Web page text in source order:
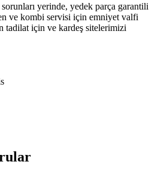
yerinde, yedek parça garantili
ve kombi servisi için emniyet valfi
tadilat için ve kardeş sitelerimizi